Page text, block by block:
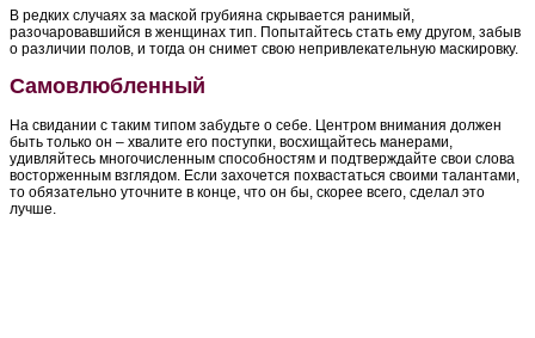
В редких случаях за маской грубияна скрывается ранимый,
разочаровавшийся в женщинах тип. Попытайтесь стать ему другом, забыв
о различии полов, и тогда он снимет свою непривлекательную маскировку.
Самовлюбленный
На свидании с таким типом забудьте о себе. Центром внимания должен
быть только он – хвалите его поступки, восхищайтесь манерами,
удивляйтесь многочисленным способностям и подтверждайте свои слова
восторженным взглядом. Если захочется похвастаться своими талантами,
то обязательно уточните в конце, что он бы, скорее всего, сделал это
лучше.